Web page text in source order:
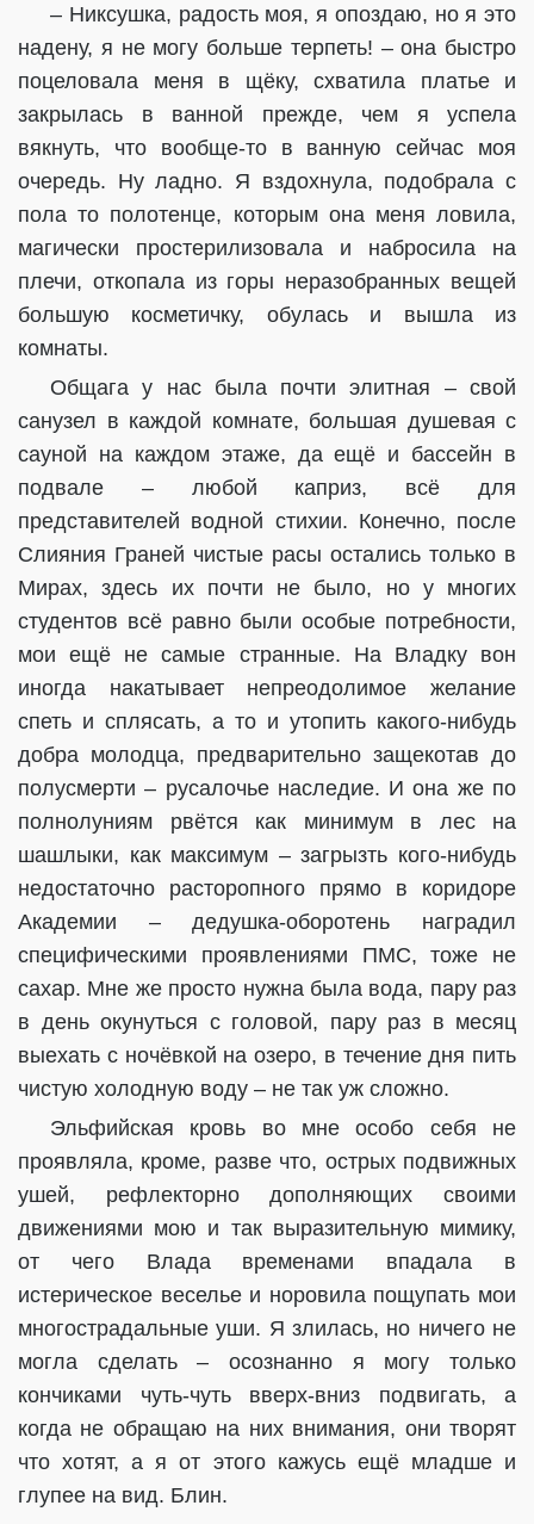
– Никсушка, радость моя, я опоздаю, но я это
надену, я не могу больше терпеть! – она быстро
поцеловала меня в щёку, схватила платье и
закрылась в ванной прежде, чем я успела
вякнуть, что вообще-то в ванную сейчас моя
очередь. Ну ладно. Я вздохнула, подобрала с
пола то полотенце, которым она меня ловила,
магически простерилизовала и набросила на
плечи, откопала из горы неразобранных вещей
большую косметичку, обулась и вышла из
комнаты.
Общага у нас была почти элитная – свой
санузел в каждой комнате, большая душевая с
сауной на каждом этаже, да ещё и бассейн в
подвале – любой каприз, всё для
представителей водной стихии. Конечно, после
Слияния Граней чистые расы остались только в
Мирах, здесь их почти не было, но у многих
студентов всё равно были особые потребности,
мои ещё не самые странные. На Владку вон
иногда накатывает непреодолимое желание
спеть и сплясать, а то и утопить какого-нибудь
добра молодца, предварительно защекотав до
полусмерти – русалочье наследие. И она же по
полнолуниям рвётся как минимум в лес на
шашлыки, как максимум – загрызть кого-нибудь
недостаточно расторопного прямо в коридоре
Академии – дедушка-оборотень наградил
специфическими проявлениями ПМС, тоже не
сахар. Мне же просто нужна была вода, пару раз
в день окунуться с головой, пару раз в месяц
выехать с ночёвкой на озеро, в течение дня пить
чистую холодную воду – не так уж сложно.
Эльфийская кровь во мне особо себя не
проявляла, кроме, разве что, острых подвижных
ушей, рефлекторно дополняющих своими
движениями мою и так выразительную мимику,
от чего Влада временами впадала в
истерическое веселье и норовила пощупать мои
многострадальные уши. Я злилась, но ничего не
могла сделать – осознанно я могу только
кончиками чуть-чуть вверх-вниз подвигать, а
когда не обращаю на них внимания, они творят
что хотят, а я от этого кажусь ещё младше и
глупее на вид. Блин.